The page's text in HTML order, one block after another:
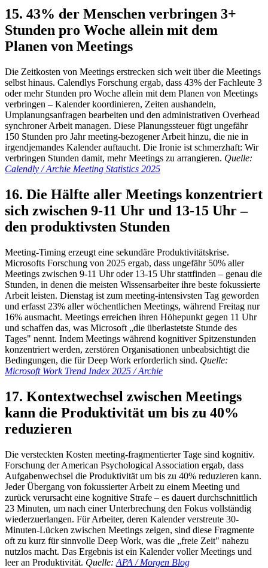
15. 43% der Menschen verbringen 3+
Stunden pro Woche allein mit dem
Planen von Meetings
Die Zeitkosten von Meetings erstrecken sich weit über die Meetings
selbst hinaus. Calendlys Forschung ergab, dass 43% der Fachleute 3
oder mehr Stunden pro Woche allein mit dem Planen von Meetings
verbringen – Kalender koordinieren, Zeiten aushandeln,
Umplanungsanfragen bearbeiten und den administrativen Overhead
synchroner Arbeit managen. Diese Planungssteuer fügt ungefähr
150 Stunden pro Jahr meeting-bezogener Arbeit hinzu, die nie in
irgendjemandes Kalender auftaucht. Die Ironie ist schmerzhaft: Wir
verbringen Stunden damit, mehr Meetings zu arrangieren. Quelle:
Calendly / Archie Meeting Statistics 2025
16. Die Hälfte aller Meetings konzentriert
sich zwischen 9-11 Uhr und 13-15 Uhr –
den produktivsten Stunden
Meeting-Timing erzeugt eine sekundäre Produktivitätskrise.
Microsofts Forschung von 2025 ergab, dass ungefähr 50% aller
Meetings zwischen 9-11 Uhr oder 13-15 Uhr stattfinden – genau die
Stunden, in denen die meisten Wissensarbeiter ihre beste fokussierte
Arbeit leisten. Dienstag ist zum meeting-intensivsten Tag geworden
und erfasst 23% aller wöchentlichen Meetings, während Freitag nur
16% ausmacht. Meetings erreichen ihren Höhepunkt gegen 11 Uhr
und schaffen das, was Microsoft „die überlastetste Stunde des
Tages" nennt. Indem Meetings während kognitiver Spitzenstunden
konzentriert werden, zerstören Organisationen unbeabsichtigt die
Bedingungen, die für Deep Work erforderlich sind. Quelle:
Microsoft Work Trend Index 2025 / Archie
17. Kontextwechsel zwischen Meetings
kann die Produktivität um bis zu 40%
reduzieren
Die versteckten Kosten meeting-fragmentierter Tage sind kognitiv.
Forschung der American Psychological Association ergab, dass
Aufgabenwechsel die Produktivität um bis zu 40% reduzieren kann.
Jeder Übergang von fokussierter Arbeit zu einem Meeting und
zurück verursacht eine kognitive Strafe – es dauert durchschnittlich
23 Minuten, um nach einer Unterbrechung den Fokus vollständig
wiederzuerlangen. Für Arbeiter, deren Kalender verstreute 30-
Minuten-Lücken zwischen Meetings zeigen, sind diese Fragmente
oft zu kurz für sinnvolle Deep Work, was die „freie Zeit" nahezu
nutzlos macht. Das Ergebnis ist ein Kalender voller Meetings und
leer an Produktivität. Quelle: APA / Morgen Blog